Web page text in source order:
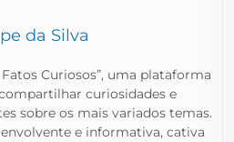
da Silva
Curiosos”, uma plataforma
curiosidades e
sobre os mais variados temas.
e informativa, cativa